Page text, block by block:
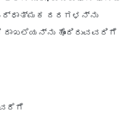
ದರಗಳನ್ನು
ಹೊಂದಿರುವವರಿಗೆ